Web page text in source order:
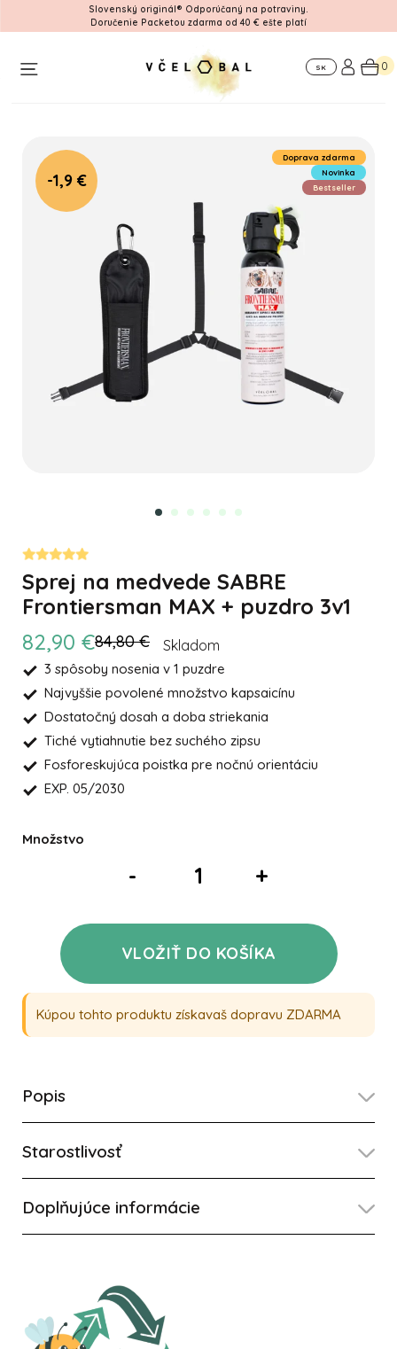
Slovenský originál® Odporúčaný na potraviny.
Doručenie Packetou zdarma od 40 € ešte platí
firmy
nás
SK 0
-1,9 €
Doprava zdarma
Novinka
Bestseller
Sprej na medvede SABRE
Frontiersman MAX + puzdro 3v1
82,90 €84,80 € Skladom
3 spôsoby nosenia v 1 puzdre
Najvyššie povolené množstvo kapsaicínu
Dostatočný dosah a doba striekania
Tiché vytiahnutie bez suchého zipsu
Fosforeskujúca poistka pre nočnú orientáciu
EXP. 05/2030
Množstvo
- +
VLOŽIŤ DO KOŠÍKA
Kúpou tohto produktu získavaš dopravu ZDARMA
Popis
Starostlivosť
Doplňujúce informácie